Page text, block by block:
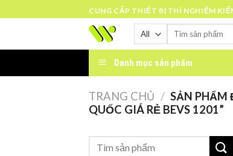
to
CUNG CẤP THIẾT BỊ THÍ NGHIỆM
Tìm
Danh mục sản phẩm
TRANG CHỦ / SẢN PHẨM
QUỐC GIÁ RẺ BEVS 1201”